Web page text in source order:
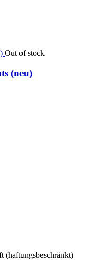
Out of stock
(neu)
(haftungsbeschränkt)